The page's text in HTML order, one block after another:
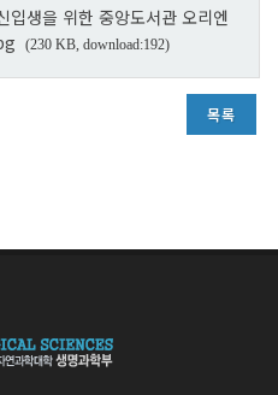
생을 위한 중앙도서관 오리엔
(230 KB, download:192)
목록